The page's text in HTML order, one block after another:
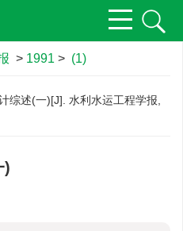
> 1991 > (1)
综述(一)[J]. 水利水运工程学报,
)